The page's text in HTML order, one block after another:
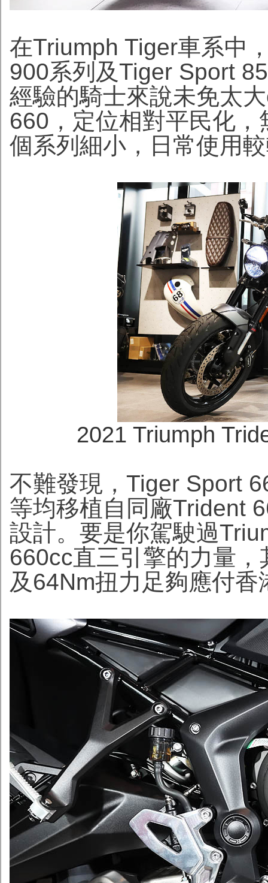
在Triumph Tiger車系中
900系列及Tiger Sport
經驗的騎士來說未免太
660，定位相對平民化
個系列細小，日常使用
2021 Triumph
不難發現，Tiger Sport
等均移植自同廠Trident
設計。要是你駕駛過
660cc直三引擎的力量
及64Nm扭力足夠應付香